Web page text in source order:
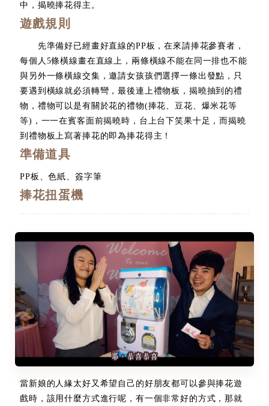
中，揭曉捧花得主。
遊戲規則
先準備好已經畫好直線的PP板，在來請捧花參賽者，
每個人5條橫線畫在直線上，兩條橫線不能在同一排也不能
與另外一條橫線交集，邀請女孩孩們選擇一條出發點，只
要遇到橫線就必須轉彎，最後連上禮物板，揭曉抽到的禮
物，禮物可以是有關於花的禮物(捧花、豆花、爆米花等
等)，一一在賓客面前揭曉時，台上台下笑果十足，而揭曉
到禮物板上寫著捧花的即為捧花得主！
準備道具
PP板、色紙、簽字筆
捧花扭蛋機
當新娘的人緣太好又希望自己的好朋友都可以參與捧花遊
戲時，該用什麼方式進行呢，有一個非常好的方式，那就